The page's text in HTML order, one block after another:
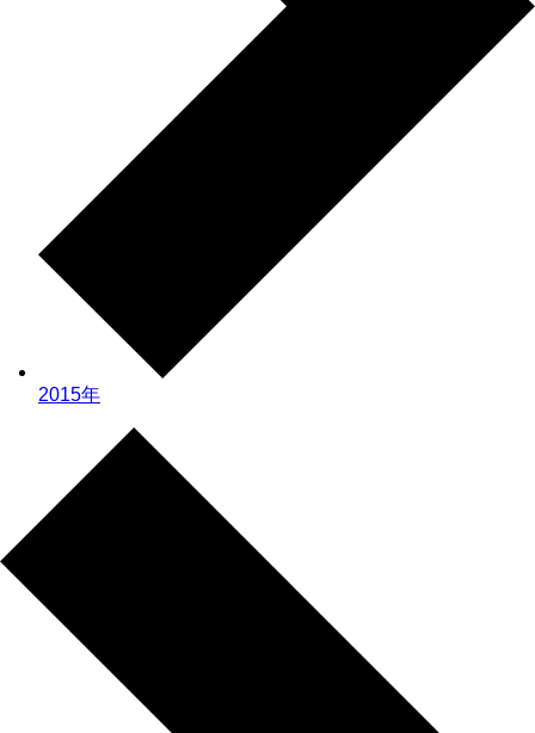
2015年